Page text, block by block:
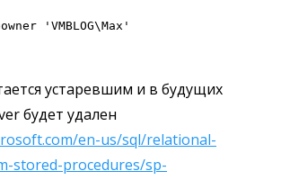
'VMBLOG\Max'
устаревшим и в будущих
будет удален
en-us/sql/relational-
stored-procedures/sp-